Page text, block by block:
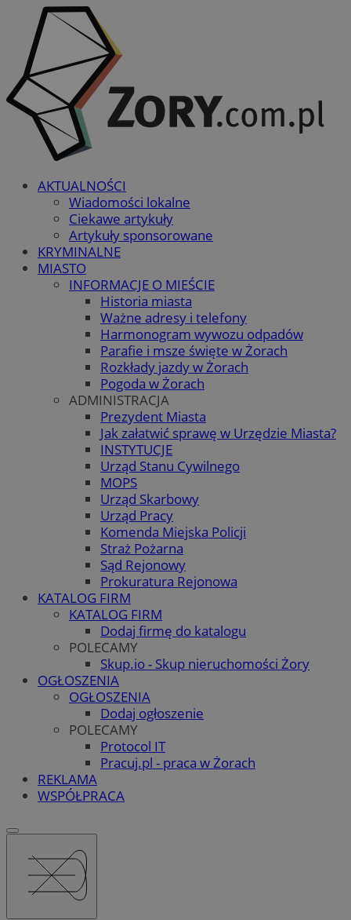
AKTUALNOŚCI
Wiadomości lokalne
Ciekawe artykuły
Artykuły sponsorowane
KRYMINALNE
MIASTO
INFORMACJE O MIEŚCIE
Historia miasta
Ważne adresy i telefony
Harmonogram wywozu odpadów
Parafie i msze święte w Żorach
Rozkłady jazdy w Żorach
Pogoda w Żorach
ADMINISTRACJA
Prezydent Miasta
Jak załatwić sprawę w Urzędzie Miasta?
INSTYTUCJE
Urząd Stanu Cywilnego
MOPS
Urząd Skarbowy
Urząd Pracy
Komenda Miejska Policji
Straż Pożarna
Sąd Rejonowy
Prokuratura Rejonowa
KATALOG FIRM
KATALOG FIRM
Dodaj firmę do katalogu
POLECAMY
Skup.io - Skup nieruchomości Żory
OGŁOSZENIA
OGŁOSZENIA
Dodaj ogłoszenie
POLECAMY
Protocol IT
Pracuj.pl - praca w Żorach
REKLAMA
WSPÓŁPRACA